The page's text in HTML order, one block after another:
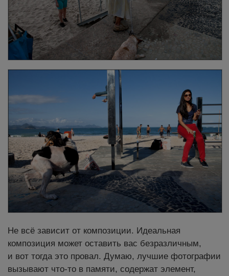
Не всё зависит от композиции. Идеальная
композиция может оставить вас безразличным,
и вот тогда это провал. Думаю, лучшие фотографии
вызывают что-то в памяти, содержат элемент,